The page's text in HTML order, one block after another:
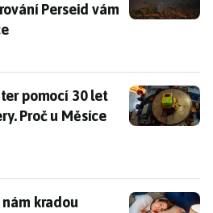
Perseid vám
pomocí 30 let staré Game
pomocí 30 let
Proč u Měsíce
kradou spánek. Nejsou
kradou